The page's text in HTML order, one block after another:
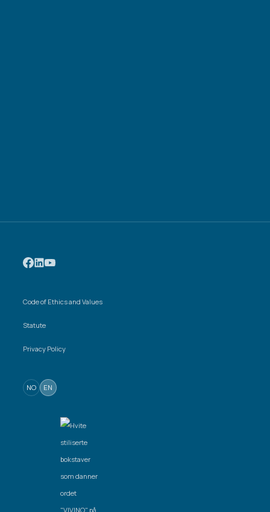
Code of Ethics and Values
Statute
Privacy Policy
NO EN